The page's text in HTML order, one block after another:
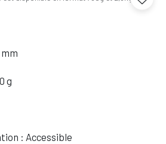
g
: Accessible